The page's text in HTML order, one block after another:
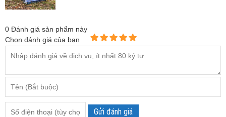
0 Đánh giá sản phẩm này
Chọn đánh giá của bạn
Gửi đánh giá